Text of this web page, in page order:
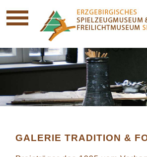
GALERIE TRADITION &